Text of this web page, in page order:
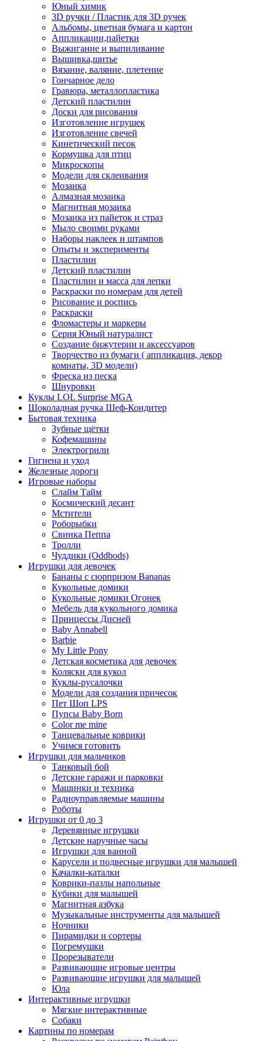
Юный химик
3D ручки / Пластик для 3D ручек
Альбомы, цветная бумага и картон
Аппликации,пайетки
Выжигание и выпиливание
Вышивка,шитье
Вязание, валяние, плетение
Гончарное дело
Гравюра, металлопластика
Детский пластилин
Доски для рисования
Изготовление игрушек
Изготовление свечей
Кинетический песок
Кормушка для птиц
Микроскопы
Модели для склеивания
Мозаика
Алмазная мозаика
Магнитная мозаика
Мозаика из пайеток и страз
Мыло своими руками
Наборы наклеек и штампов
Опыты и эксперименты
Пластилин
Детский пластилин
Пластилин и масса для лепки
Раскраски по номерам для детей
Рисование и роспись
Раскраски
Фломастеры и маркеры
Серия Юный натуралист
Создание бижутерии и аксессуаров
Творчество из бумаги ( аппликация, декор
комнаты, 3D модели)
Фреска из песка
Шнуровки
Куклы LOL Surprise MGA
Шоколадная ручка Шеф-Кондитер
Бытовая техника
Зубные щётки
Кофемашины
Электрогрили
Гигиена и уход
Железные дороги
Игровые наборы
Слайм Тайм
Космический десант
Мстители
Роборыбки
Свинка Пеппа
Тролли
Чуддики (Oddbods)
Игрушки для девочек
Бананы с сюрпризом Bananas
Кукольные домики
Кукольные домики Огонек
Мебель для кукольного домика
Принцессы Дисней
Baby Annabell
Barbie
My Little Pony
Детская косметика для девочек
Коляски для кукол
Куклы-русалочки
Модели для создания причесок
Пет Шоп LPS
Пупсы Baby Born
Сolor me mine
Танцевальные коврики
Учимся готовить
Игрушки для мальчиков
Танковый бой
Детские гаражи и парковки
Машинки и техника
Радиоуправляемые машины
Роботы
Игрушки от 0 до 3
Деревянные игрушки
Детские наручные часы
Игрушки для ванной
Карусели и подвесные игрушки для малышей
Качалки-каталки
Коврики-пазлы напольные
Кубики для малышей
Магнитная азбука
Музыкальные инструменты для малышей
Ночники
Пирамидки и сортеры
Погремушки
Прорезыватели
Развивающие игровые центры
Развивающие игрушки для малышей
Юла
Интерактивные игрушки
Мягкие интерактивные
Собаки
Картины по номерам